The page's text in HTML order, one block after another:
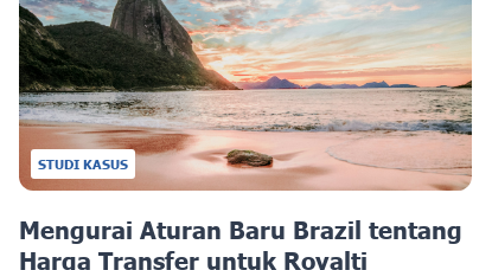
STUDI KASUS
Mengurai Aturan Baru Brazil tentang
Harga Transfer untuk Royalti